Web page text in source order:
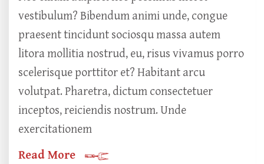
vestibulum? Bibendum animi unde, congue
praesent tincidunt sociosqu massa autem
litora mollitia nostrud, eu, risus vivamus porro
scelerisque porttitor et? Habitant arcu
volutpat. Pharetra, dictum consectetuer
inceptos, reiciendis nostrum. Unde
exercitationem
Read More